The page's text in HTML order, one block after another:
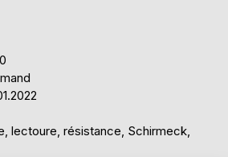
lectoure, résistance, Schirmeck,